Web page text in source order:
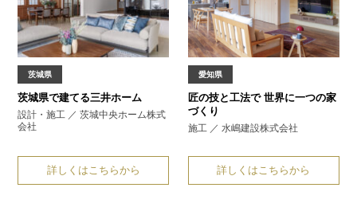
茨城県
茨城県で建てる三井ホーム
設計・施工 ／ 茨城中央ホーム株式
会社
詳しくはこちらから
愛知県
匠の技と工法で世界に一つの家
づくり
施工 ／ 水嶋建設株式会社
詳しくはこちらから